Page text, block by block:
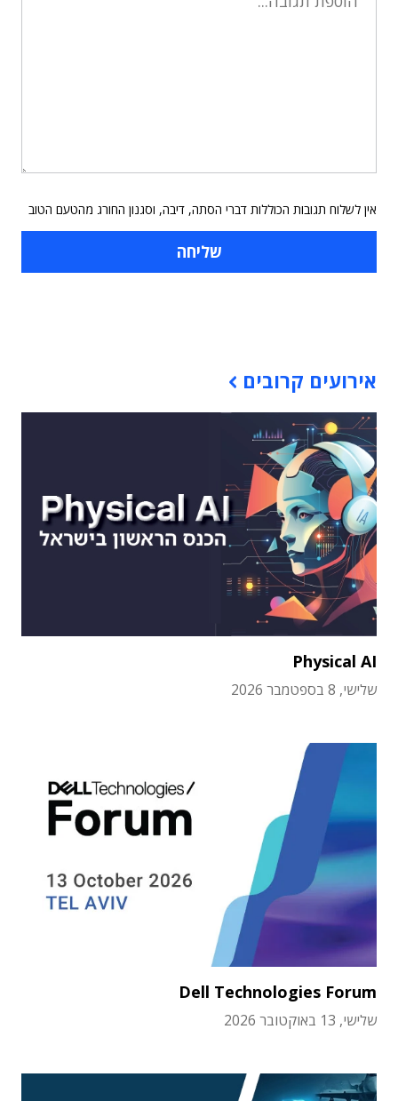
אין לשלוח תגובות הכוללות דברי הסתה, דיבה, וסגנון החורג מהטעם הטוב
אירועים קרובים
Physical AI
שלישי, 8 בספטמבר 2026
Dell Technologies Forum
שלישי, 13 באוקטובר 2026